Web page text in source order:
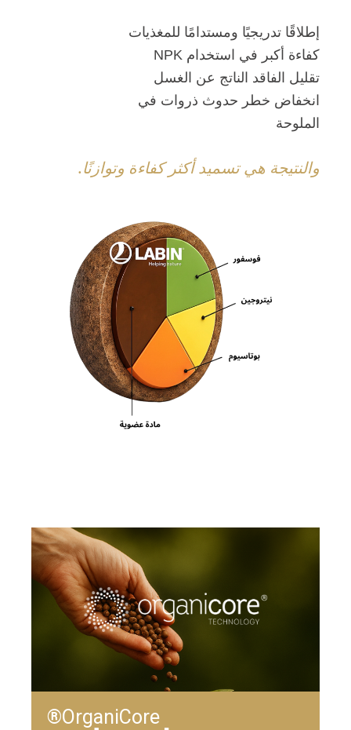
إطلاقًا تدريجيًا ومستدامًا للمغذيات
كفاءة أكبر في استخدام NPK
تقليل الفاقد الناتج عن الغسل
انخفاض خطر حدوث ذروات في
الملوحة
والنتيجة هي تسميد أكثر كفاءة وتوازنًا.
OrganiCore®